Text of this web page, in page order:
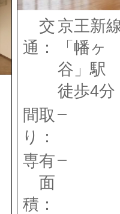
交
通：
京王新
「幡ヶ
谷」
徒歩4分
間取
り：
–
専有
面
積：
–